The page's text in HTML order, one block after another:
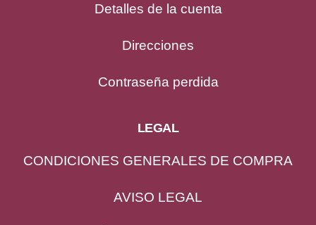
Detalles de la cuenta
Direcciones
Contraseña perdida
LEGAL
CONDICIONES GENERALES DE COMPRA
AVISO LEGAL